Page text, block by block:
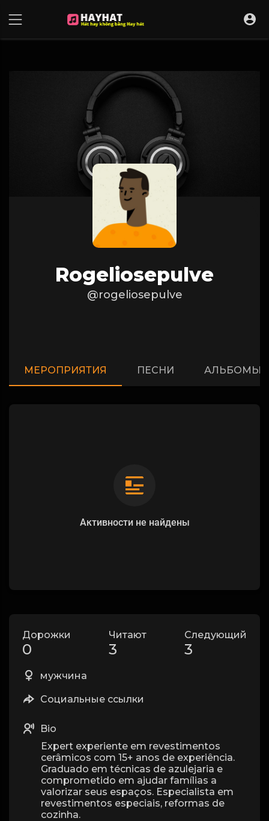
Rogeliosepulve
@rogeliosepulve
МЕРОПРИЯТИЯ ПЕСНИ АЛЬБОМЫ
Активности не найдены
Дорожки
0
Читают
3
Следующий
3
мужчина
Социальные ссылки
Bio
Expert experiente em revestimentos
cerâmicos com 15+ anos de experiência.
Graduado em técnicas de azulejaria e
comprometido em ajudar famílias a
valorizar seus espaços. Especialista em
revestimentos especiais, reformas de
cozinha.